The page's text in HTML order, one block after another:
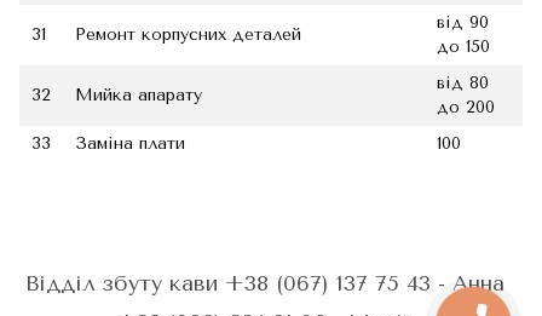
31 Ремонт корпусних деталей
від 90
до 150
32 Мийка апарату
від 80
до 200
33
Заміна плати 100
Відділ збуту кави +38 (067) 137 75 43 - Анна